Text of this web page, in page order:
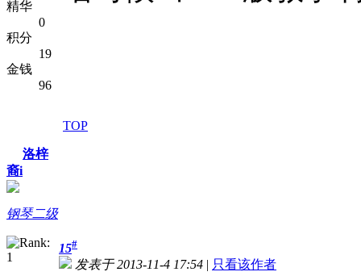
精华
0
积分
19
金钱
96
TOP
洛梓
裔i
钢琴二级
15#
发表于 2013-11-4 17:54 | 只看该作者